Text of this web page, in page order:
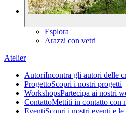
Esplora
Arazzi con vetri
Atelier
AutoriIncontra gli autori delle
ProgettoScopri i nostri progetti
WorkshopsPartecipa ai nostri
ContattoMettiti in contatto con